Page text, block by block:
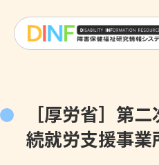
［厚労省］第
続就労支援事業